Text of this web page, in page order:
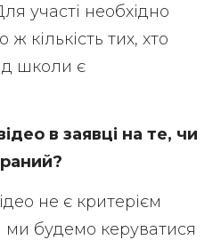
участі необхідно
ж кількість тих, хто
школи є
в заявці на те, чи
не є критерієм
ми будемо керуватися